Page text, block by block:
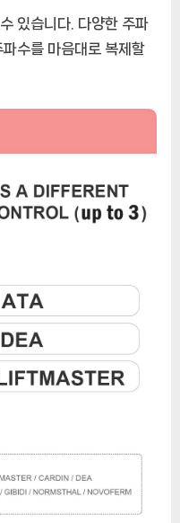
있습니다. 다양한 주파
수를 마음대로 복제할